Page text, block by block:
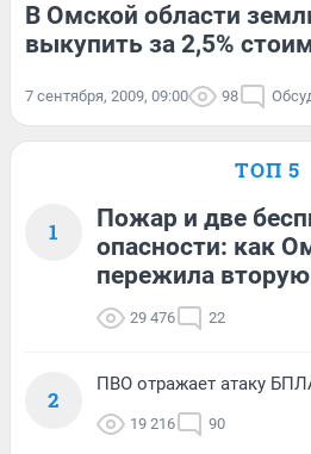
В Омской области
выкупить за 2,5%
7 сентября, 2009, 09:00 98
ТОП 5
1
Пожар и две
опасности: как
пережила
29 476 22
2
ПВО отражает атаку
19 216 90